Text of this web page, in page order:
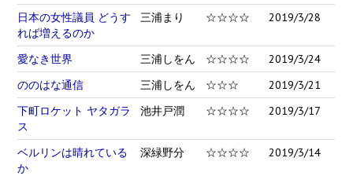
日本の女性議員 どうす
れば増えるのか
三浦まり ☆☆☆☆ 2019/3/28
愛なき世界 三浦しをん ☆☆☆☆
2019/3/24
ののはな通信
三浦しをん ☆☆☆
2019/3/21
下町ロケット ヤタガラ
ス
池井戸潤 ☆☆☆☆ 2019/3/17
ベルリンは晴れている
か
深緑野分 ☆☆☆☆ 2019/3/14